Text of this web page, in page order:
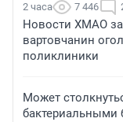
2 часа 7 446
Новости ХМАО за
вартовчанин
поликлиники
Может